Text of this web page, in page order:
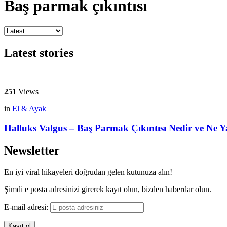
Baş parmak çıkıntısı
Latest stories
251 Views
in El & Ayak
Halluks Valgus – Baş Parmak Çıkıntısı Nedir ve Ne
Newsletter
En iyi viral hikayeleri doğrudan gelen kutunuza alın!
Şimdi e posta adresinizi girerek kayıt olun, bizden haberdar olun.
E-mail adresi: